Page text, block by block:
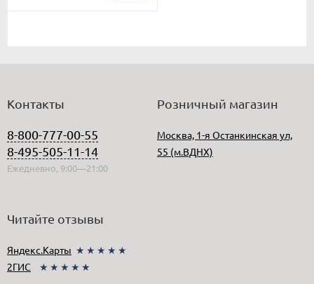
Контакты
8-800-777-00-55
8-495-505-11-14
Ежедневно, 9:00—21:00
Розничный магазин
Москва, 1-я Останкинская ул,
55 (м.ВДНХ)
Читайте отзывы
Яндекс.Карты ★★★★★
2ГИС
★★★★★